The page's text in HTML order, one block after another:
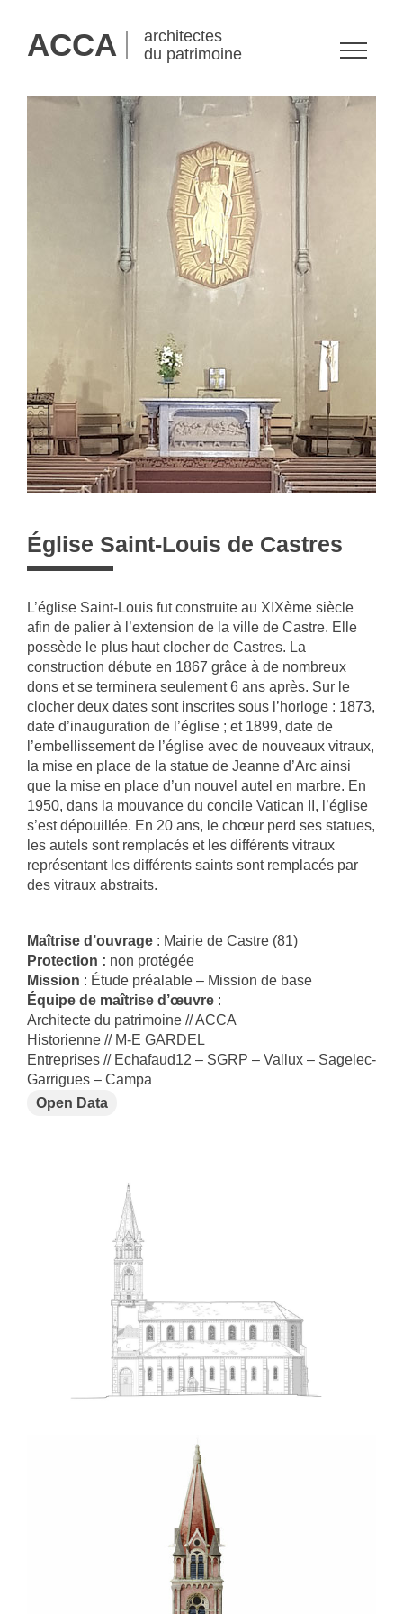
ACCA
architectes
du patrimoine
Église Saint-Louis de Castres
L’église Saint-Louis fut construite au XIXème siècle
afin de palier à l’extension de la ville de Castre. Elle
possède le plus haut clocher de Castres. La
construction débute en 1867 grâce à de nombreux
dons et se terminera seulement 6 ans après. Sur le
clocher deux dates sont inscrites sous l’horloge : 1873,
date d’inauguration de l’église ; et 1899, date de
l’embellissement de l’église avec de nouveaux vitraux,
la mise en place de la statue de Jeanne d’Arc ainsi
que la mise en place d’un nouvel autel en marbre. En
1950, dans la mouvance du concile Vatican II, l’église
s’est dépouillée. En 20 ans, le chœur perd ses statues,
les autels sont remplacés et les différents vitraux
représentant les différents saints sont remplacés par
des vitraux abstraits.
Maîtrise d’ouvrage : Mairie de Castre (81)
Protection : non protégée
Mission : Étude préalable – Mission de base
Équipe de maîtrise d’œuvre :
Architecte du patrimoine // ACCA
Historienne // M-E GARDEL
Entreprises // Echafaud12 – SGRP – Vallux – Sagelec-
Garrigues – Campa
Open Data